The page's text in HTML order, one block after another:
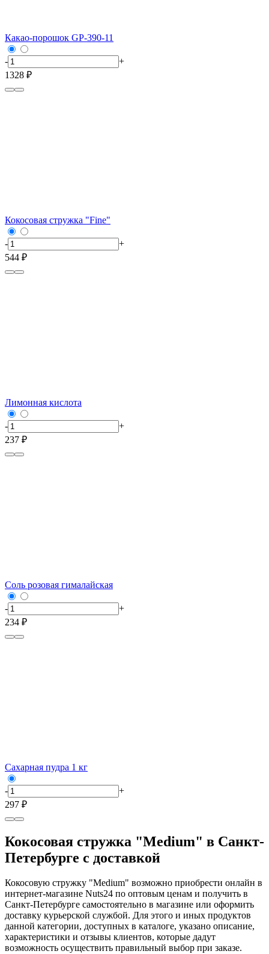
Какао-порошок GP-390-11
-
+
1328 ₽
Кокосовая стружка "Fine"
-
+
544 ₽
Лимонная кислота
-
+
237 ₽
Соль розовая гималайская
-
+
234 ₽
Сахарная пудра 1 кг
-
+
297 ₽
Кокосовая стружка "Medium" в Санкт-
Петербурге с доставкой
Кокосовую стружку "Medium" возможно приобрести онлайн в
интернет-магазине Nuts24 по оптовым ценам и получить в
Санкт-Петербурге самостоятельно в магазине или оформить
доставку курьерской службой. Для этого и иных продуктов
данной категории, доступных в каталоге, указано описание,
характеристики и отзывы клиентов, которые дадут
возможность осуществить правильный выбор при заказе.